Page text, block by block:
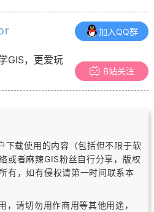
GIS，更爱玩
加入QQ群
B站关注
下载使用的内容（包括但不限于软
或者麻辣GIS粉丝自行分享，版权
有，如有侵权请第一时间联系本
，请切勿用作商用等其他用途，